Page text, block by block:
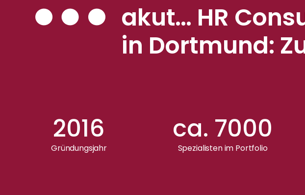
akut… HR
in Dortmund:
2016
Gründungsjahr
ca. 7000
Spezialisten im Portfolio